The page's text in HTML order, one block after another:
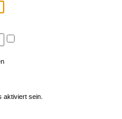
aktiviert sein.